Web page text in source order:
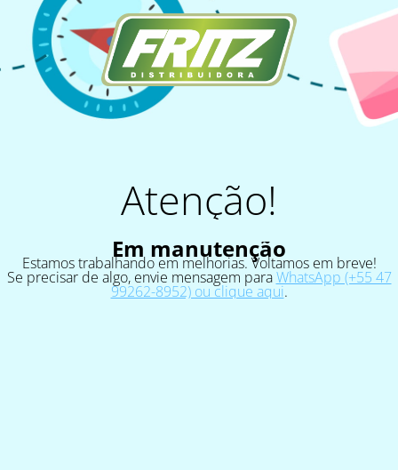
Atenção!
Em manutenção
Estamos trabalhando em melhorias. Voltamos em breve!
Se precisar de algo, envie mensagem paraWhatsApp (+55 47
99262-8952) ou clique aqui.